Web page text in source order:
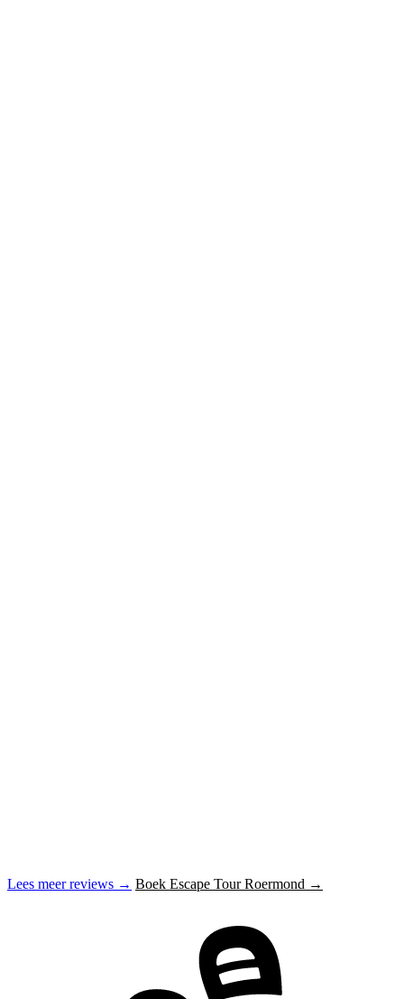
Lees meer reviews → Boek Escape Tour Roermond →